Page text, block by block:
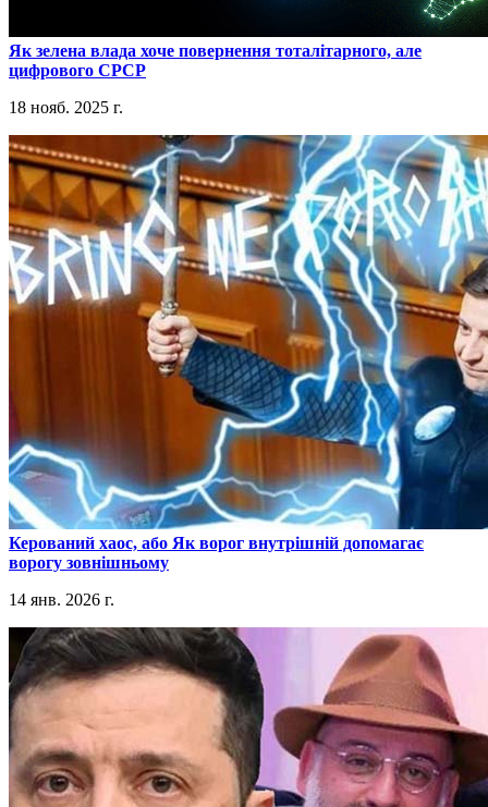
​Як зелена влада хоче повернення тоталітарного, але
цифрового СРСР
18 нояб. 2025 г.
​Керований хаос, або Як ворог внутрішній допомагає
ворогу зовнішньому
14 янв. 2026 г.